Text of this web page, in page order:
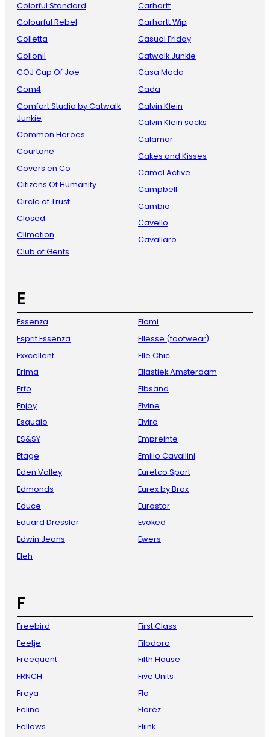
Colorful Standard
Colourful Rebel
Colletta
Collonil
COJ Cup Of Joe
Com4
Comfort Studio by Catwalk
Junkie
Common Heroes
Courtone
Covers en Co
Citizens Of Humanity
Circle of Trust
Closed
Climotion
Club of Gents
Carhartt
Carhartt Wip
Casual Friday
Catwalk Junkie
Casa Moda
Cada
Calvin Klein
Calvin Klein socks
Calamar
Cakes and Kisses
Camel Active
Campbell
Cambio
Cavello
Cavallaro
E
Essenza
Esprit Essenza
Exxcellent
Erima
Erfo
Enjoy
Esqualo
ES&SY
Etage
Eden Valley
Edmonds
Educe
Eduard Dressler
Edwin Jeans
Eleh
Elomi
Ellesse (footwear)
Elle Chic
Ellastiek Amsterdam
Elbsand
Elvine
Elvira
Empreinte
Emilio Cavallini
Euretco Sport
Eurex by Brax
Eurostar
Evoked
Ewers
F
Freebird
Feetje
Freequent
FRNCH
Freya
Felina
Fellows
First Class
Filodoro
Fifth House
Five Units
Flo
Florèz
Fliink